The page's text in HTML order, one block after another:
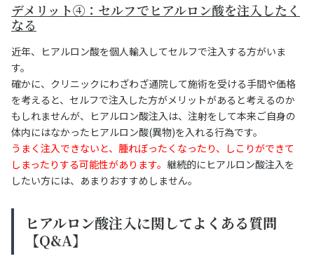
デメリット④：セルフでヒアルロン酸を注入したく
なる
近年、ヒアルロン酸を個人輸入してセルフで注入する方がいま
す。
確かに、クリニックにわざわざ通院して施術を受ける手間や価格
を考えると、セルフで注入した方がメリットがあると考えるのか
もしれませんが、ヒアルロン酸注入は、注射をして本来ご自身の
体内にはなかったヒアルロン酸(異物)を入れる行為です。
うまく注入できないと、腫れぼったくなったり、しこりができて
しまったりする可能性があります。 継続的にヒアルロン酸注入を
したい方には、あまりおすすめしません。
ヒアルロン酸注入に関してよくある質問
【Q&A】